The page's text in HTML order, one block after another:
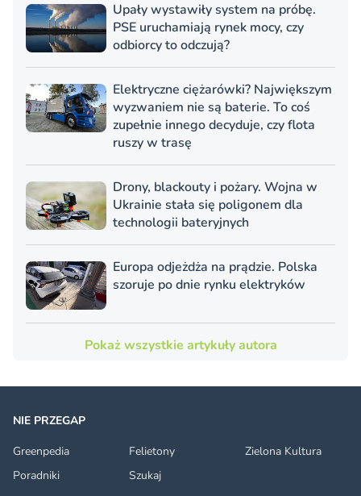
Upały wystawiły system na próbę.
PSE uruchamiają rynek mocy, czy
odbiorcy to odczują?
Elektryczne ciężarówki? Największym
wyzwaniem nie są baterie. To coś
zupełnie innego decyduje, czy flota
ruszy w trasę
Drony, blackouty i pożary. Wojna w
Ukrainie stała się poligonem dla
technologii bateryjnych
Europa odjeżdża na prądzie. Polska
szoruje po dnie rynku elektryków
Pokaż wszystkie artykuły autora
NIE PRZEGAP
Greenpedia
Felietony
Zielona Kultura
Poradniki
Szukaj